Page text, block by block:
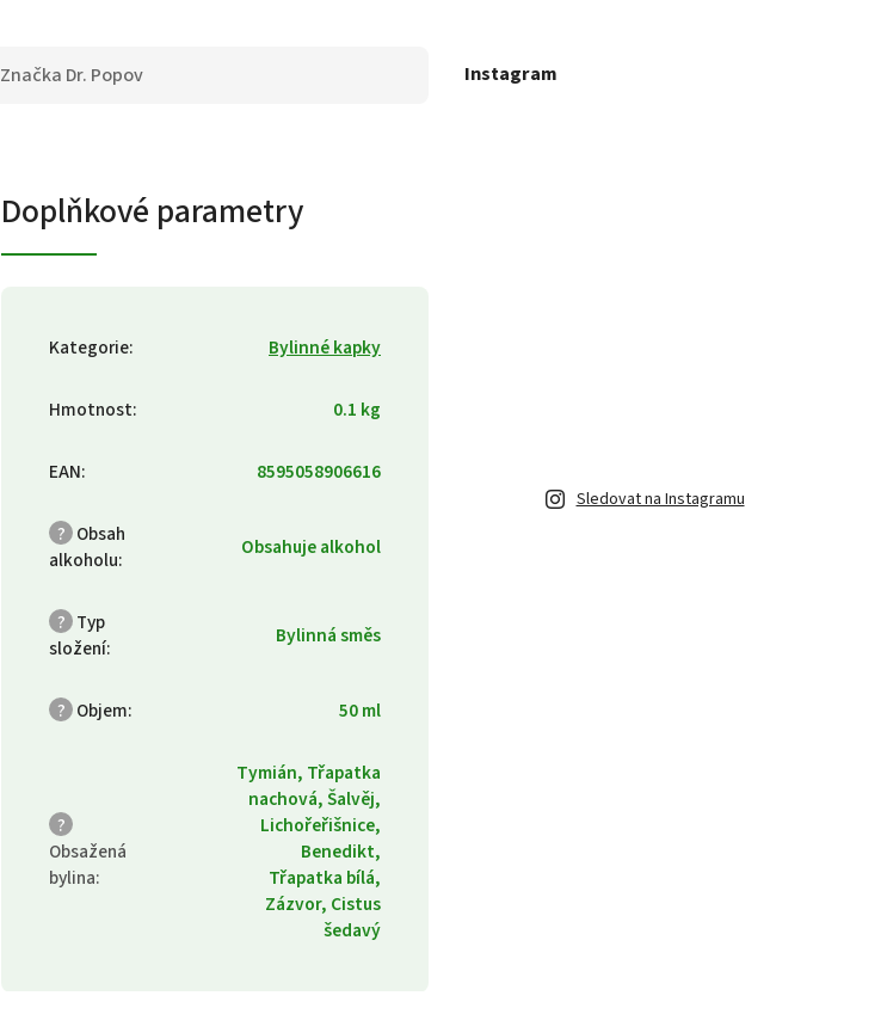
Instagram
Sledovat na Instagramu
Značka Dr. Popov
Doplňkové parametry
Kategorie: Bylinné kapky
Hmotnost: 0.1 kg
EAN: 8595058906616
? Obsah
alkoholu: Obsahuje alkohol
? Typ
složení: Bylinná směs
? Objem: 50 ml
?
Obsažená
bylina:
Tymián, Třapatka
nachová, Šalvěj,
Lichořeřišnice,
Benedikt,
Třapatka bílá,
Zázvor, Cistus
šedavý